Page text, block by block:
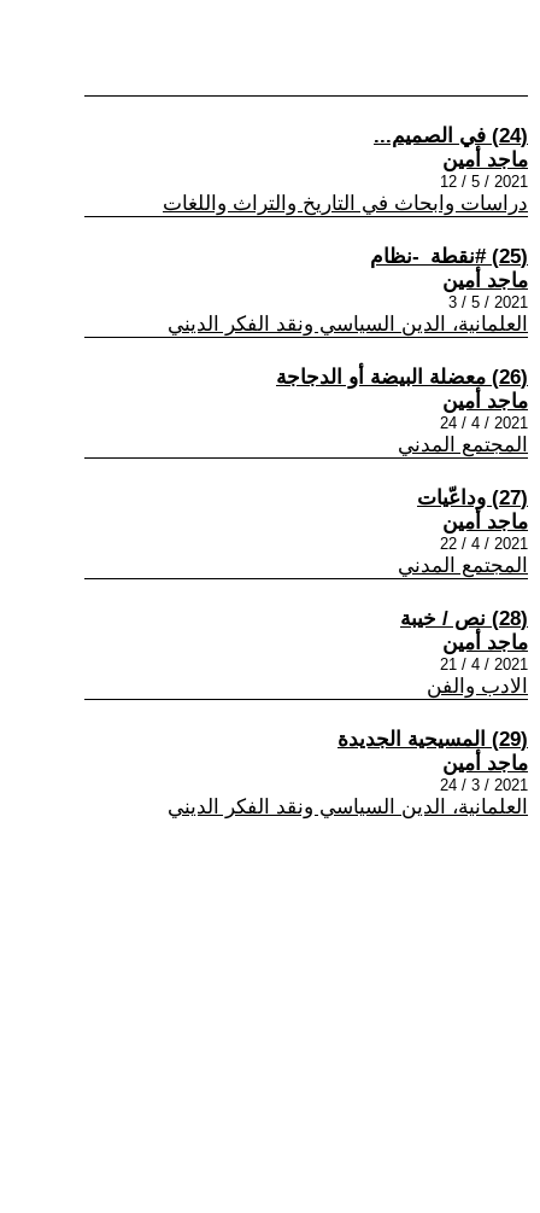
(24) في الصميم...
ماجد أمين
2021 / 5 / 12
دراسات وابحاث في التاريخ والتراث واللغات
(25) #نقطة_-نظام
ماجد أمين
2021 / 5 / 3
العلمانية، الدين السياسي ونقد الفكر الديني
(26) معضلة البيضة أو الدجاجة
ماجد أمين
2021 / 4 / 24
المجتمع المدني
(27) وداعّيات
ماجد أمين
2021 / 4 / 22
المجتمع المدني
(28) نص / خيبة
ماجد أمين
2021 / 4 / 21
الادب والفن
(29) المسيحية الجديدة
ماجد أمين
2021 / 3 / 24
العلمانية، الدين السياسي ونقد الفكر الديني